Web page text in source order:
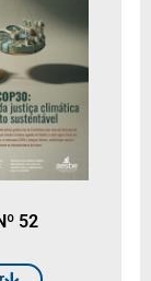
52